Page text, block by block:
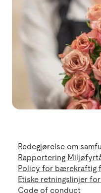
Redegjørelse om
Rapportering
Policy for bærekraftig
Etiske retningslinjer
Code of conduct